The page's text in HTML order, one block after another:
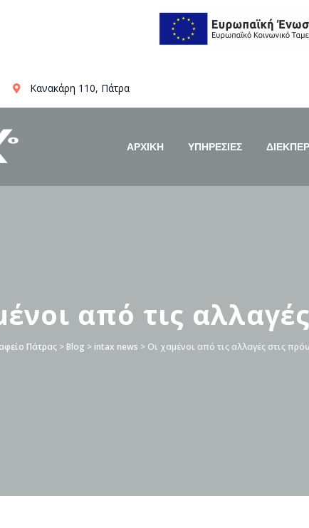
Κανακάρη 110, Πάτρα
ΑΡΧΙΚΗ ΥΠΗΡΕΣΙΕΣ
από τις
Πάτρας > Blog > intax news > Oι χαμένοι από τις αλλαγές στις